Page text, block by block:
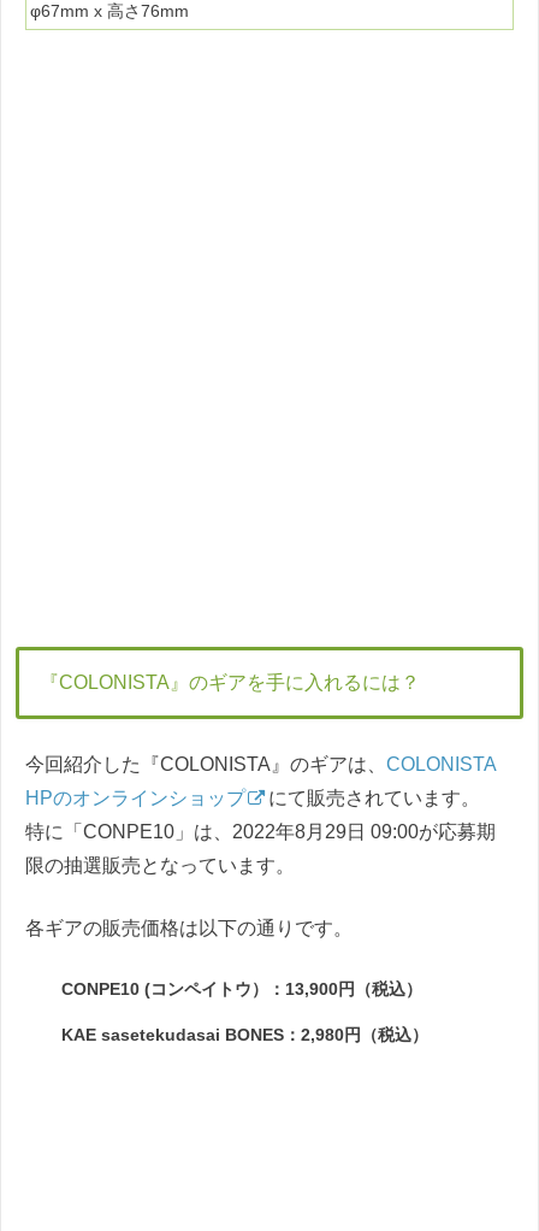
φ67mm x 高さ76mm
『COLONISTA』のギアを手に入れるには？
今回紹介した『COLONISTA』のギアは、 COLONISTA
HPのオンラインショップ
にて販売されています。
特に「CONPE10」は、2022年8月29日 09:00が応募期
限の抽選販売となっています。
各ギアの販売価格は以下の通りです。
CONPE10 (コンペイトウ）：13,900円（税込）
KAE sasetekudasai BONES：2,980円（税込）